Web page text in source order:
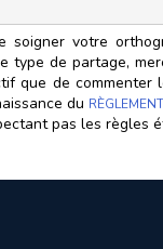
soigner votre
type de partage,
que de
du RÈGLEMENT
pas les règles